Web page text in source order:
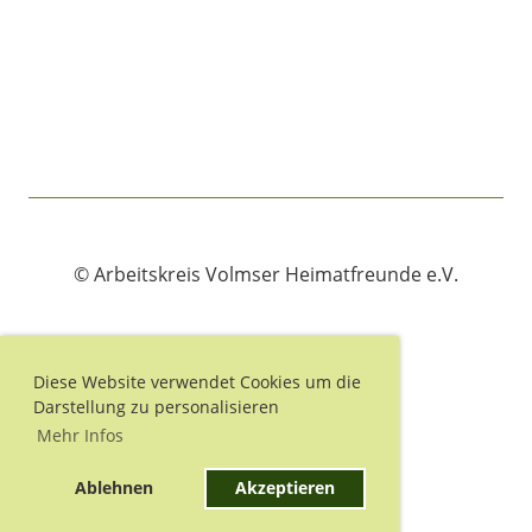
Diese Website verwendet Cookies um die
Darstellung zu personalisieren
Mehr Infos
Ablehnen Akzeptieren
© Arbeitskreis Volmser Heimatfreunde e.V.
Impressum
Datenschutz